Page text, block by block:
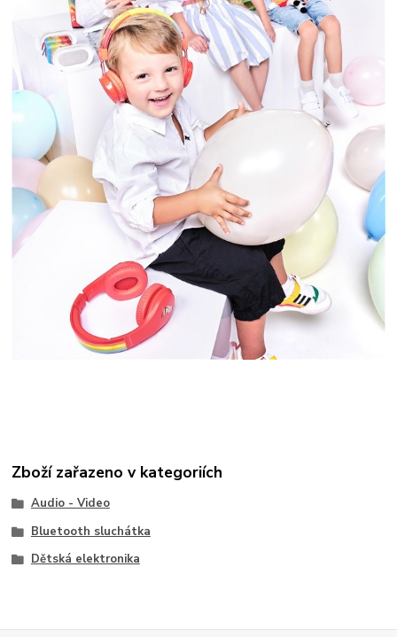
Zboží zařazeno v kategoriích
Audio - Video
Bluetooth sluchátka
Dětská elektronika